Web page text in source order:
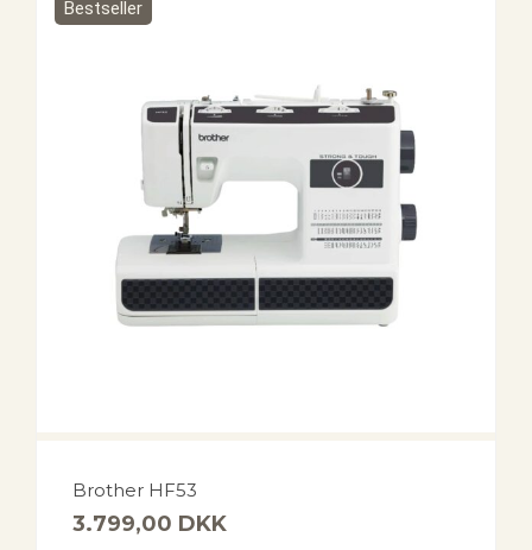
Bestseller
Brother HF53
3.799,00 DKK